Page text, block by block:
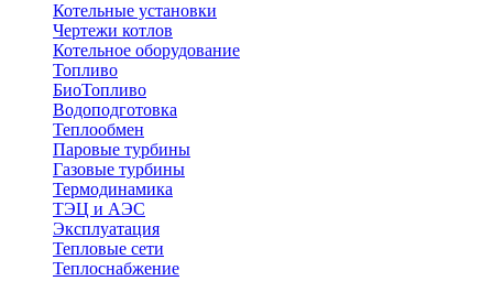
Котельные установки
Чертежи котлов
Котельное оборудование
Топливо
БиоТопливо
Водоподготовка
Теплообмен
Паровые турбины
Газовые турбины
Термодинамика
ТЭЦ и АЭС
Эксплуатация
Тепловые сети
Теплоснабжение